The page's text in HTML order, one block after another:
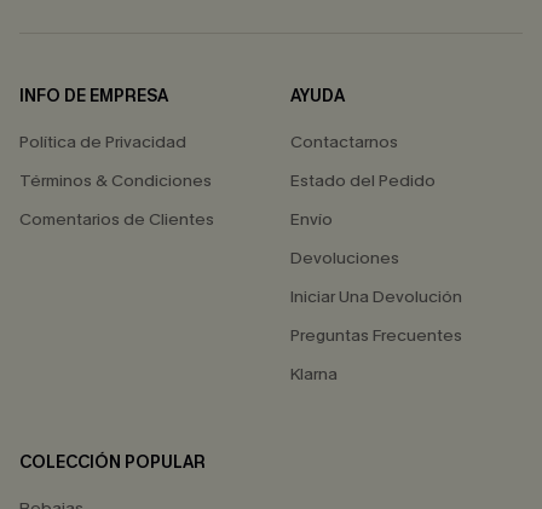
INFO DE EMPRESA
Política de Privacidad
Términos & Condiciones
Comentarios de Clientes
AYUDA
Contactarnos
Estado del Pedido
Envío
Devoluciones
Iniciar Una Devolución
Preguntas Frecuentes
Klarna
COLECCIÓN POPULAR